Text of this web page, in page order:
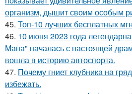
организм, дышит своим особым
45. Топ-10 лучших бесплатных
46. 10 июня 2023 года
Мана" началась с настоящей
вошла в историю автоспорта.
47. Почему гниет клубника на
избежать.